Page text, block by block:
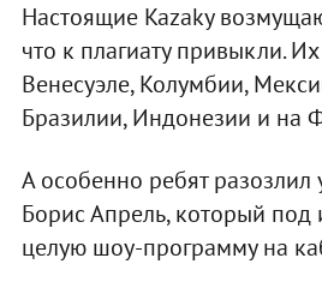
Настоящие Kazaky
что к плагиату привыкли.
Венесуэле, Колумбии,
Бразилии, Индонезии и на
А особенно ребят
Борис Апрель, который под
целую шоу-программу на